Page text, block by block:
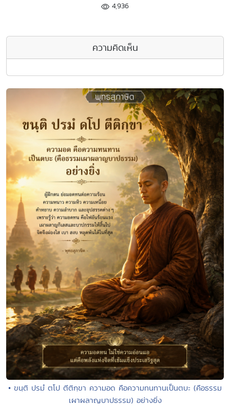
4,936
ความคิดเห็น
• ขนฺติ ปรมํ ตโป ตีติกฺขา ความอด คือความทนทานเป็นตบะ (คือธรรม
เผาผลาญบาปธรรม) อย่างยิ่ง